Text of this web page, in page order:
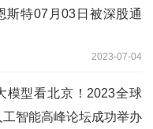
斯特07月03日被深股通
2023-07-04
模型看北京！2023全球
智能高峰论坛成功举办